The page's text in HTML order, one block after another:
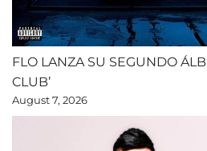
FLO LANZA SU SEGUNDO
CLUB’
August 7, 2026